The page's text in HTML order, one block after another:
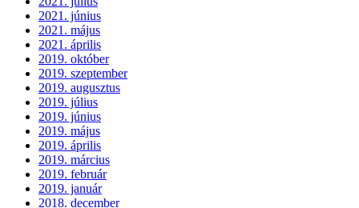
2021. június
2021. május
2021. április
2019. október
2019. szeptember
2019. augusztus
2019. július
2019. június
2019. május
2019. április
2019. március
2019. február
2019. január
2018. december